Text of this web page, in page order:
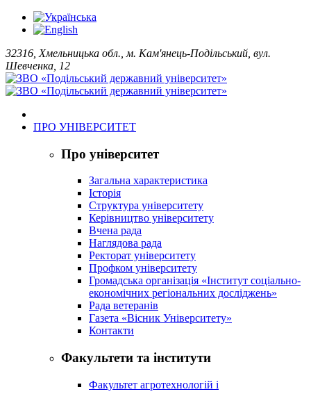
32316, Хмельницька обл., м. Кам'янець-Подільський, вул.
Шевченка, 12
ПРО УНІВЕРСИТЕТ
Про університет
Загальна характеристика
Історія
Структура університету
Керівництво університету
Вчена рада
Наглядова рада
Ректорат університету
Профком університету
Громадська організація «Інститут соціально-
економічних регіональних досліджень»
Рада ветеранів
Газета «Вісник Університету»
Контакти
Факультети та інститути
Факультет агротехнологій і